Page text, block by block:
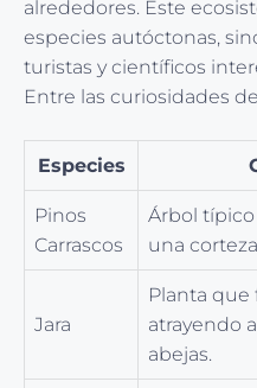
alrededores. Este
especies autóctonas,
turistas y científicos
Entre las curiosidades
Especies
Pinos
Carrascos
Árbol
una
Jara
Planta que
atrayendo
abejas.